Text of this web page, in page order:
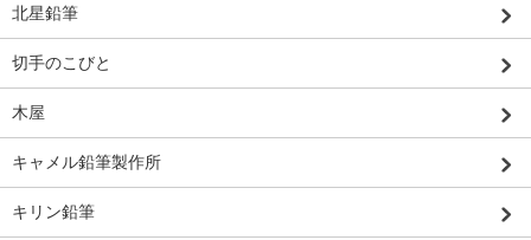
北星鉛筆
切手のこびと
木屋
キャメル鉛筆製作所
キリン鉛筆